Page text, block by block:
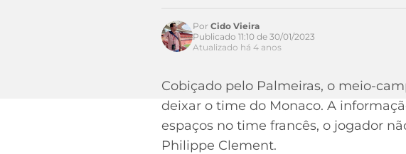
Acesse o perfil do autor
Por Cido Vieira
Publicado 11:10 de 30/01/2023
Atualizado há 4 anos
Cobiçado pelo Palmeiras, o meio-
deixar o time do Monaco. A
espaços no time francês, o jogador
Philippe Clement.